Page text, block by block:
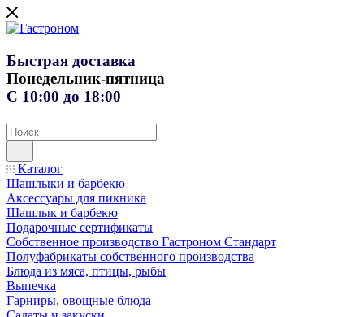
Быстрая доставка
Понедельник-пятница
С 10:00 до 18:00
Каталог
Шашлыки и барбекю
Аксессуары для пикника
Шашлык и барбекю
Подарочные сертификаты
Собственное производство Гастроном Стандарт
Полуфабрикаты собственного производства
Блюда из мяса, птицы, рыбы
Выпечка
Гарниры, овощные блюда